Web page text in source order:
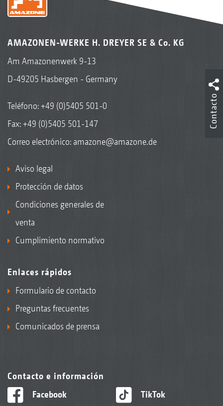
AMAZONEN-WERKE H. DREYER SE & Co. KG
Am Amazonenwerk 9-13
D-49205 Hasbergen - Germany
Teléfono:+49 (0)5405 501-0
Fax: +49 (0)5405 501-147
Correo electrónico: amazone@amazone.de
Aviso legal
Protección de datos
Condiciones generales de
venta
Cumplimiento normativo
Enlaces rápidos
Formulario de contacto
Preguntas frecuentes
Comunicados de prensa
Contacto e información
Facebook
TikTok
Contacto